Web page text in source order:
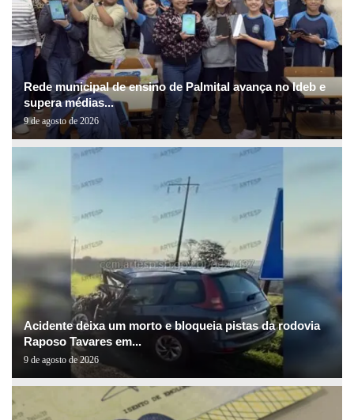
Rede municipal de ensino de Palmital avança no Ideb e
supera médias...
9 de agosto de 2026
Acidente deixa um morto e bloqueia pistas da rodovia
Raposo Tavares em...
9 de agosto de 2026